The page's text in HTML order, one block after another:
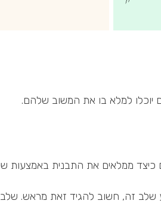
ממלאים את התבנית באמצעות
שלב זה, חשוב להגיד זאת מראש.